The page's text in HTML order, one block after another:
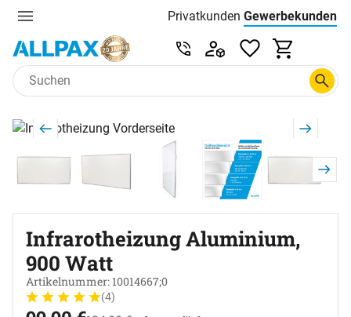
Menu Privatkunden Preisliste:
Gewerbekunden
Zum Hauptinhalt springen
Service & Beratung unter
Produktgalerie
Zur Kaufbox springen
Infrarotheizung Aluminium,
900 Watt
Artikelnummer: 10014667;0
Bewertung: 5 von 5 (4 Bewertungen)
4 Bewertungen
(4)